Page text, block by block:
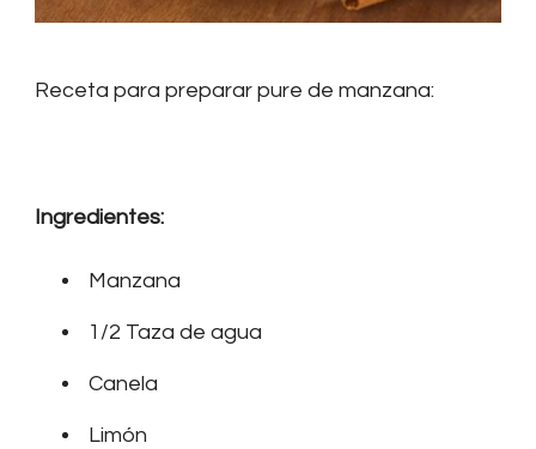
Receta para preparar pure de manzana:
Ingredientes:
Manzana
1/2 Taza de agua
Canela
Limón